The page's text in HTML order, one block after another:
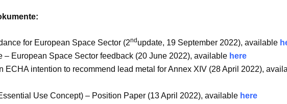
for European Space Sector (2nd update, 19 September 2022), available
– European Space Sector feedback (20 June 2022), available here
ECHA intention to recommend lead metal for Annex XIV (28 April 2022),
Use Concept) – Position Paper (13 April 2022), available here